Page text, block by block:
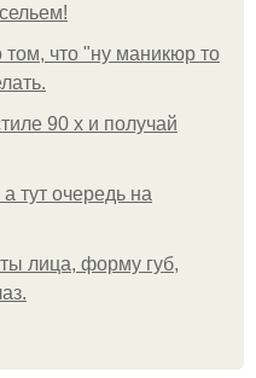
что "ну маникюр то
90 х и получай
тут очередь на
лица, форму губ,